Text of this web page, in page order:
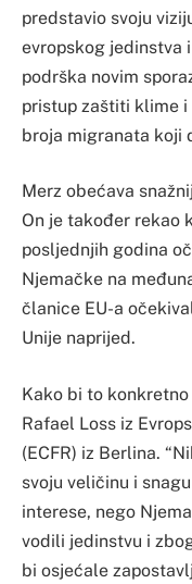
predstavio svoju
evropskog jedinstva
podrška novim
pristup zaštiti klime
broja migranata koji
Merz obećava
On je također rekao
posljednjih godina
Njemačke na
članice EU-a
Unije naprijed.
Kako bi to
Rafael Loss iz
(ECFR) iz Berlina.
svoju veličinu i
interese, nego
vodili jedinstvu i
bi osjećale